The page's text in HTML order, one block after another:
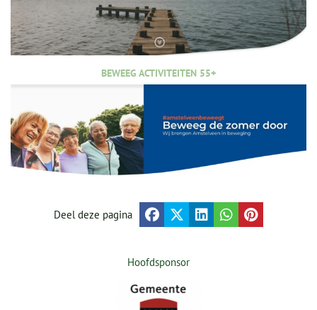
BEWEEG ACTIVITEITEN 55+
Deel deze pagina
Hoofdsponsor